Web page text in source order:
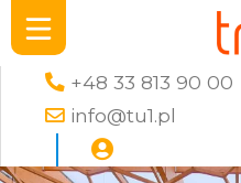
+48 33 813 90 00
info@tu1.pl